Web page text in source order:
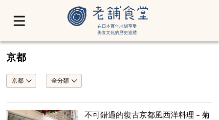
在日本百年老舖享受
美食文化的歷史巡禮
京都
京都 全分類
不可錯過的復古京都風西洋料理 – 菊